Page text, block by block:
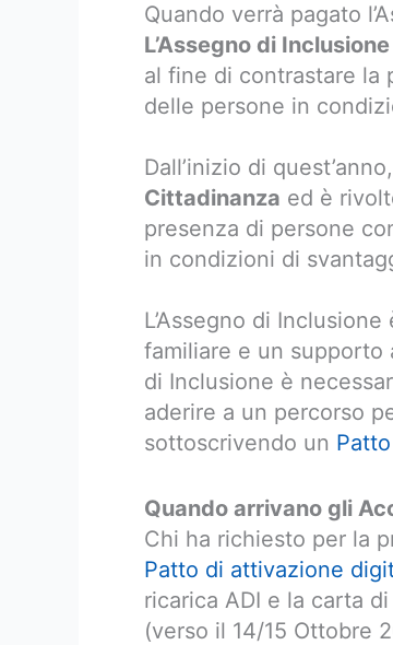
Quando verrà pagato
L’Assegno di
al fine di contrastare la
delle persone in
Dall’inizio di
Cittadinanza ed è
presenza di persone
in condizioni di
L’Assegno di
familiare e un supporto
di Inclusione è
aderire a un percorso
sottoscrivendo un
Quando arrivano gli
Chi ha richiesto per la
Patto di attivazione
ricarica ADI e la carta
(verso il 14/15 Ottobre